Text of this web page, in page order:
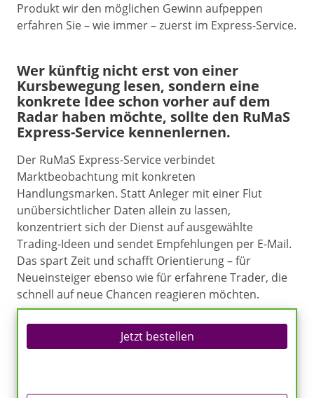
Produkt wir den möglichen Gewinn aufpeppen
erfahren Sie – wie immer – zuerst im Express-Service.
Wer künftig nicht erst von einer
Kursbewegung lesen, sondern eine
konkrete Idee schon vorher auf dem
Radar haben möchte, sollte den RuMaS
Express-Service kennenlernen.
Der RuMaS Express-Service verbindet
Marktbeobachtung mit konkreten
Handlungsmarken. Statt Anleger mit einer Flut
unübersichtlicher Daten allein zu lassen,
konzentriert sich der Dienst auf ausgewählte
Trading-Ideen und sendet Empfehlungen per E-Mail.
Das spart Zeit und schafft Orientierung – für
Neueinsteiger ebenso wie für erfahrene Trader, die
schnell auf neue Chancen reagieren möchten.
Jetzt bestellen